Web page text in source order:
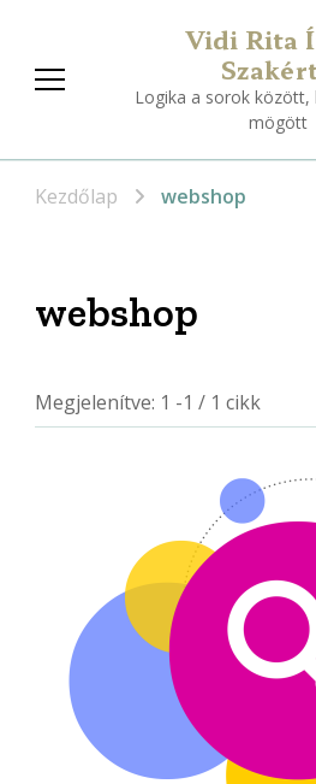
Vidi Rita
Logika a sorok között,
mögött
Kezdőlap webshop
webshop
Megjelenítve: 1 -1 / 1 cikk